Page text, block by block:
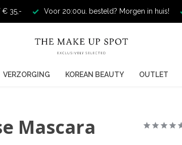
€ 35,- Voor 20:00u. besteld? Morgen in huis!
VERZORGING KOREAN BEAUTY OUTLET
Mascara